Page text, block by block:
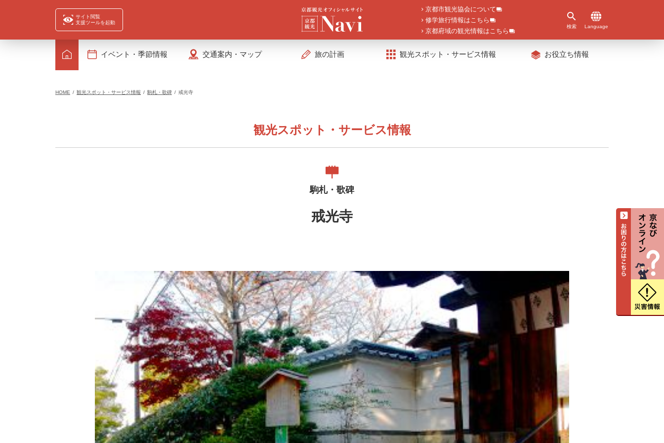
サイト閲覧
支援ツールを起動
京都市観光協会について
修学旅行情報はこちら
京都府域の観光情報はこちら
検索 Language
イベント・季節情報 交通案内・マップ 旅の計画 観光スポット・サービス情報 お役立ち情報
HOME 観光スポット・サービス情報 駒札・歌碑 戒光寺
観光スポット・サービス情報
駒札・歌碑
戒光寺